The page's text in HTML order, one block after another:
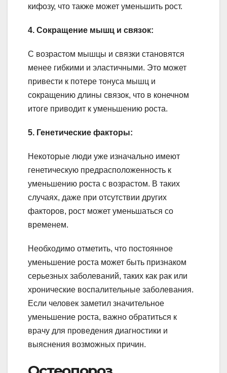
кифозу, что также может уменьшить рост.
4. Сокращение мышц и связок:
С возрастом мышцы и связки становятся
менее гибкими и эластичными. Это может
привести к потере тонуса мышц и
сокращению длины связок, что в конечном
итоге приводит к уменьшению роста.
5. Генетические факторы:
Некоторые люди уже изначально имеют
генетическую предрасположенность к
уменьшению роста с возрастом. В таких
случаях, даже при отсутствии других
факторов, рост может уменьшаться со
временем.
Необходимо отметить, что постоянное
уменьшение роста может быть признаком
серьезных заболеваний, таких как рак или
хронические воспалительные заболевания.
Если человек заметил значительное
уменьшение роста, важно обратиться к
врачу для проведения диагностики и
выяснения возможных причин.